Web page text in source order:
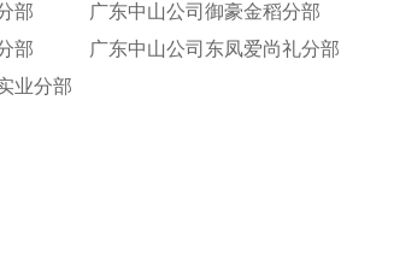
部
广东中山公司御豪金稻分部
部
广东中山公司东凤爱尚礼分部
业分部